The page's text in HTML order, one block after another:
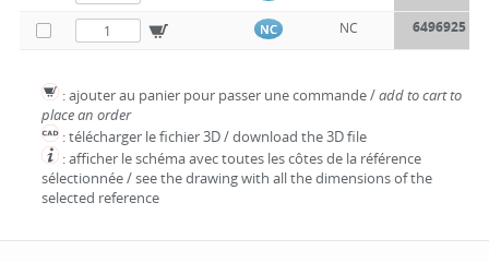
NC NC 6496925
: ajouter au panier pour passer une commande /add to cart to
place an order
: télécharger le fichier 3D / download the 3D file
: afficher le schéma avec toutes les côtes de la référence
sélectionnée / see the drawing with all the dimensions of the
selected reference